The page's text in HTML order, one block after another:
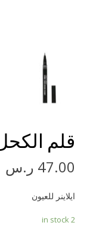
قلم
47.00 ر.س
ايلاينر للعيون
2 in stock